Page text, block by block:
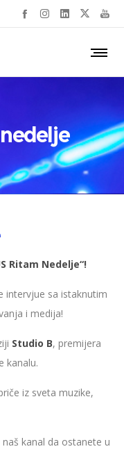
Ritam Nedelje“!
intervjue sa istaknutim
i medija!
Studio B, premijera
kanalu.
iz sveta muzike,
kanal da ostanete u